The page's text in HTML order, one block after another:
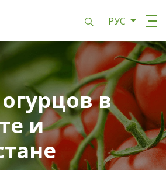
РУС
в
и